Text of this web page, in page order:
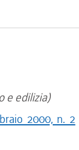
e edilizia)
2000, n. 2